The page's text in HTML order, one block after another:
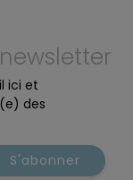
ici et
des
S'abonner